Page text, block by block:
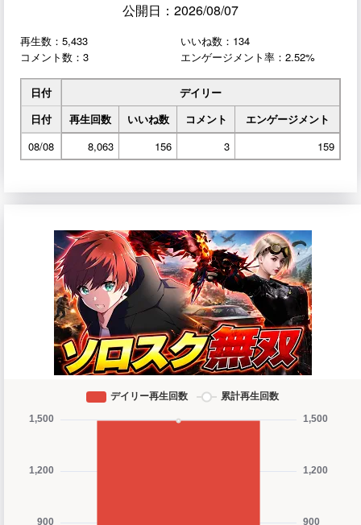
公開日：2026/08/07
再生数：5,433
いいね数：134
コメント数：3
エンゲージメント率：2.52%
日付
デイリー
日付
再生回数 いいね数 コメント
エンゲージメント
08/08
8,063 156 3 159